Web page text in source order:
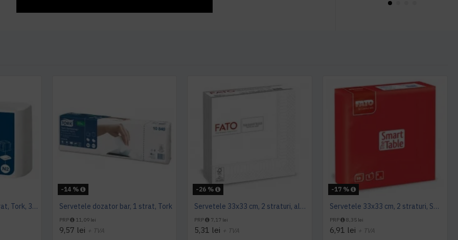
Servetele de masa,1 strat, Tork, 300 buc/pachet
-14 %
Servetele dozator bar, 1 strat, Tork
PRP 11,09 lei
9,57 lei + TVA
-26 %
Servetele 33x33 cm, 2 straturi, albe, Le Carezze, Fato
PRP 7,17 lei
5,31 lei + TVA
-17 %
Servetele 33x33 cm, 2 straturi, Smart Table Red, Fato
PRP 8,35 lei
6,91 lei + TVA